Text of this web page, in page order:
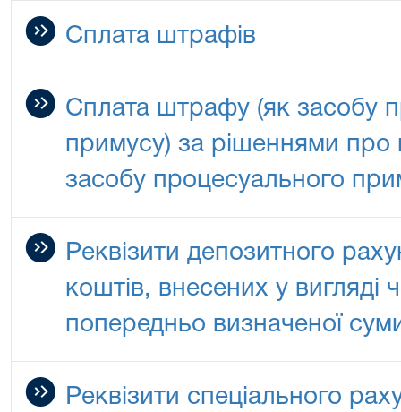
Сплата штрафів
Сплата штрафу (як засобу
примусу) за рішеннями
засобу процесуального
Реквізити депозитного
коштів, внесених у вигляді
попередньо визначеної
Реквізити спеціального